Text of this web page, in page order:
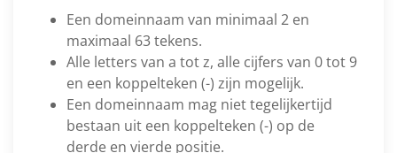
Een domeinnaam van minimaal 2 en
maximaal 63 tekens.
Alle letters van a tot z, alle cijfers van 0 tot 9
en een koppelteken (-) zijn mogelijk.
Een domeinnaam mag niet tegelijkertijd
bestaan uit een koppelteken (-) op de
derde en vierde positie.